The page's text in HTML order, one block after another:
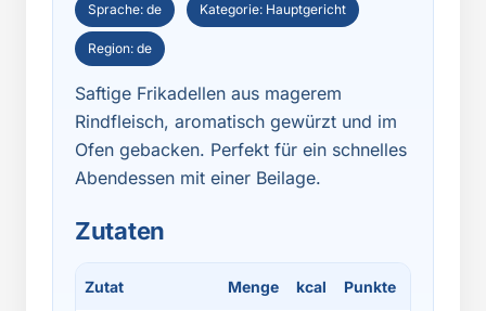
Sprache: de Kategorie: Hauptgericht
Region: de
Saftige Frikadellen aus magerem
Rindfleisch, aromatisch gewürzt und im
Ofen gebacken. Perfekt für ein schnelles
Abendessen mit einer Beilage.
Zutaten
Zutat Menge kcal Punkte